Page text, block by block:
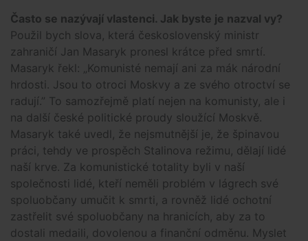
Často se nazývají vlastenci. Jak byste je nazval vy?
Použil bych slova, která československý ministr
zahraničí Jan Masaryk pronesl krátce před smrtí.
Masaryk řekl: „Komunisté nemají ani za mák národní
hrdosti. Jsou to otroci Moskvy a ze svého otroctví se
radují.” To samozřejmě platí nejen na komunisty, ale i
na další české politické proudy sloužící Moskvě.
Masaryk také uvedl, že nejsmutnější je, že špinavou
práci, tehdy ve prospěch Stalinova režimu, dělají lidé
naší krve. Za komunistické totality byli v naší
společnosti lidé, kteří neměli problém v lágrech své
spoluobčany umučit k smrti, a rovněž lidé ochotní
zastřelit své spoluobčany na hranicích, aby za to
dostali medaili, dovolenou a finanční odměnu. Myslet